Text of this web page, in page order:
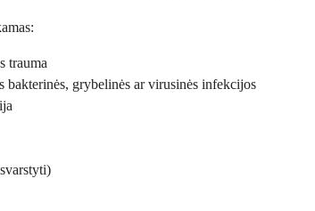
trauma
grybelinės ar virusinės infekcijos